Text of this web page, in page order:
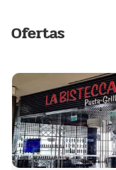
Ofertas